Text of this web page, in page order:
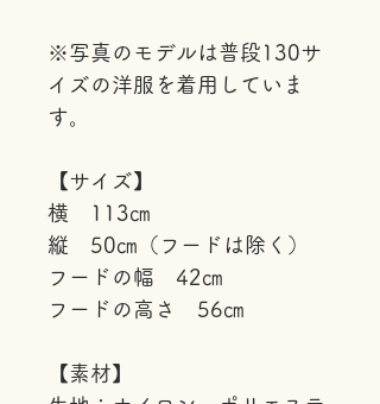
※写真のモデルは普段130サ
イズの洋服を着用していま
す。
【サイズ】
横 113㎝
縦 50㎝（フードは除く）
フードの幅 42㎝
フードの高さ 56㎝
【素材】